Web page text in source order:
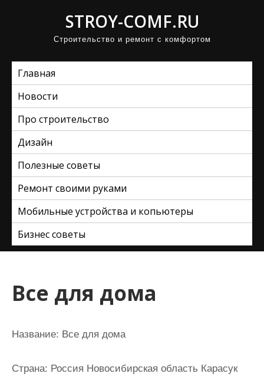
STROY-COMF.RU
Строительство и ремонт с комфортом
Главная
Новости
Про строительство
Дизайн
Полезные советы
Ремонт своими руками
Мобильные устройства и копьютеры
Бизнес советы
Все для дома
Название: Все для дома
Страна: Россия Новосибирская область Карасук